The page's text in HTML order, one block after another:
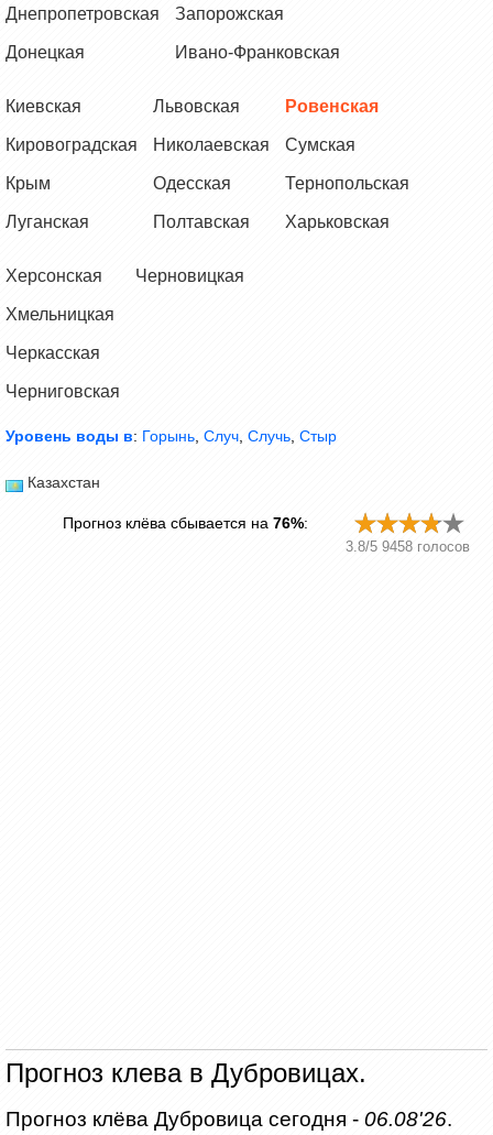
Днепропетровская
Донецкая
Запорожская
Ивано-Франковская
Киевская
Кировоградская
Крым
Луганская
Львовская
Николаевская
Одесская
Полтавская
Ровенская
Сумская
Тернопольская
Харьковская
Херсонская
Хмельницкая
Черкасская
Черниговская
Черновицкая
Уровень воды в: Горынь Случ Случь Стыр
Казахстан
Прогноз клёва сбывается на 76%:
3.8/5 9458 голосов
Прогноз клева в Дубровицах.
Прогноз клёва Дубровица сегодня - 06.08'26.